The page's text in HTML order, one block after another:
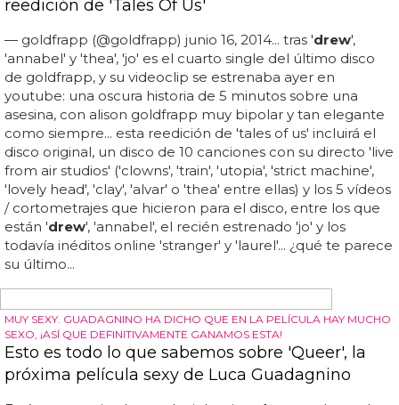
UNA PARODIA TRANS QUE HA ENLOQUECIDO A LOS FANS QUEER
La nueva película que trata de un Joker trans
Veradrew(@veradrew22) 3 de julio de 2023... la película
se proyectó como estaba previsto durante el festival,
pero sólo una vez para "mitigar posibles repercusiones",
describió como "acoso" por parte de "instituciones sin
rostro... el lunes (3 de julio), drewtuiteó que estaba "más
que agradecida" por revelar el estreno oficial de la
película en estados unidos... a pesar de todo, los fans